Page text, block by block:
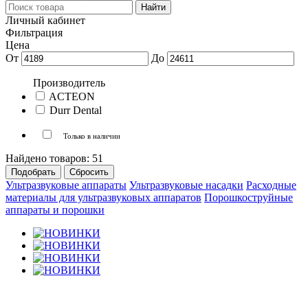
Личный кабинет
Фильтрация
Цена
От
До
Производитель
ACTEON
Durr Dental
Только в наличии
Найдено товаров: 51
Ультразвуковые аппараты Ультразвуковые насадки Расходные
материалы для ультразвуковых аппаратов Порошкоструйные
аппараты и порошки